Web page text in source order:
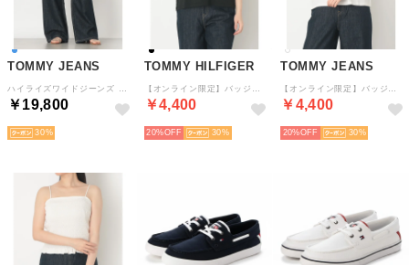
TOMMY JEANS
￥19,800
30
TOMMY HILFIGER
￥4,400
20% 30
TOMMY JEANS
￥4,400
20% 30